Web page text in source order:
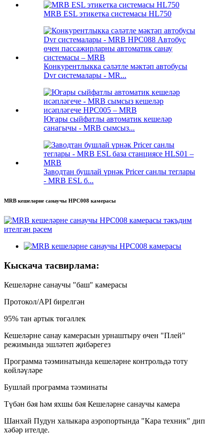
MRB ESL этикетка системасы HL750
Конкурентлыкка сәләтле мәктәп автобусы
Dvr системалары - MR...
Югары сыйфатлы автоматик кешеләр
санагычы - MRB сымсыз...
Заводтан бушлай үрнәк Pricer санлы теглары
- MRB ESL б...
MRB кешеләрне санаучы HPC008 камерасы
Кыскача тасвирлама:
Кешеләрне санаучы "баш" камерасы
Протокол/API бирелгән
95% тан артык төгәллек
Кешеләрне санау камерасын урнаштыру өчен "Плей"
режимында эшләтеп җибәрегез
Программа тәэминатында кешеләрне контрольдә тоту
көйләүләре
Бушлай программа тәэминаты
Түбән бәя һәм яхшы бәя Кешеләрне санаучы камера
Шанхай Пудун халыкара аэропортында "Кара техник" дип
хәбәр ителде.